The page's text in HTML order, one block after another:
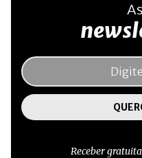
Receber